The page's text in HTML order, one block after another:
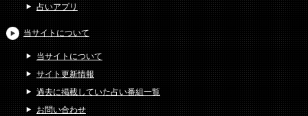
占いアプリ
当サイトについて
当サイトについて
サイト更新情報
過去に掲載していた占い番組一覧
お問い合わせ